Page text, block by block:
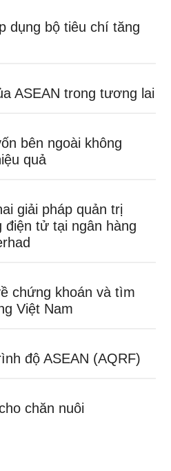
dụng bộ tiêu chí tăng
ASEAN trong tương lai
bên ngoài không
quả
giải pháp quản trị
điện tử tại ngân hàng
chứng khoán và tìm
Việt Nam
độ ASEAN (AQRF)
chăn nuôi